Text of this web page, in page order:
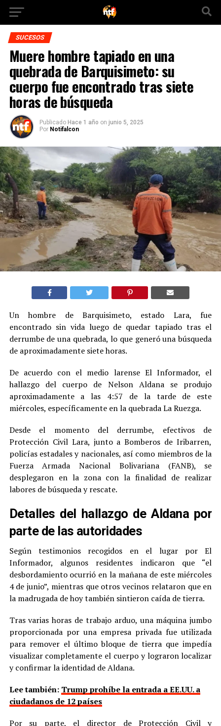
SUCESOS
Muere hombre tapiado en una
quebrada de Barquisimeto: su
cuerpo fue encontrado tras siete
horas de búsqueda
Publicado Hace 1 año on junio 5, 2025
Por Notifalcon
Un hombre de Barquisimeto, estado Lara, fue
encontrado sin vida luego de quedar tapiado tras el
derrumbe de una quebrada, lo que generó una búsqueda
de aproximadamente siete horas.
De acuerdo con el medio larense El Informador, el
hallazgo del cuerpo de Nelson Aldana se produjo
aproximadamente a las 4:57 de la tarde de este
miércoles, específicamente en la quebrada La Ruezga.
Desde el momento del derrumbe, efectivos de
Protección Civil Lara, junto a Bomberos de Iribarren,
policías estadales y nacionales, así como miembros de la
Fuerza Armada Nacional Bolivariana (FANB), se
desplegaron en la zona con la finalidad de realizar
labores de búsqueda y rescate.
Detalles del hallazgo de Aldana por
parte de las autoridades
Según testimonios recogidos en el lugar por El
Informador, algunos residentes indicaron que “el
desbordamiento ocurrió en la mañana de este miércoles
4 de junio”, mientras que otros vecinos relataron que en
la madrugada de hoy también sintieron caída de tierra.
Tras varias horas de trabajo arduo, una máquina jumbo
proporcionada por una empresa privada fue utilizada
para remover el último bloque de tierra que impedía
visualizar completamente el cuerpo y lograron localizar
y confirmar la identidad de Aldana.
Lee también: Trump prohíbe la entrada a EE.UU. a
ciudadanos de 12 países
Por su parte, el director de Protección Civil y